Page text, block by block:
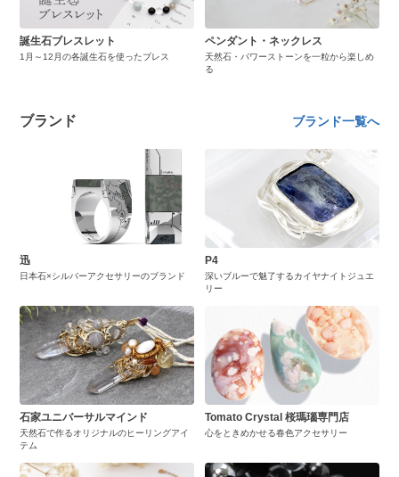
誕生石ブレスレット
1月～12月の各誕生石を使ったブレス
ペンダント・ネックレス
天然石・パワーストーンを一粒から楽しめ
る
ブランド ブランド一覧へ
迅
日本石×シルバーアクセサリーのブランド
P4
深いブルーで魅了するカイヤナイトジュエ
リー
石家ユニバーサルマインド
天然石で作るオリジナルのヒーリングアイ
テム
Tomato Crystal 桜瑪瑙専門店
心をときめかせる春色アクセサリー